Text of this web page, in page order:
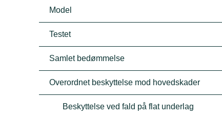
Model
Testet
Samlet bedømmelse
Overordnet beskyttelse mod hovedskader
Beskyttelse ved fald på flat underlag